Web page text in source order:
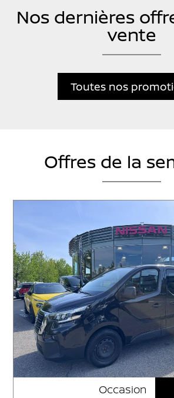
Nos dernières
vente
Toutes nos
Offres de la
Occasion